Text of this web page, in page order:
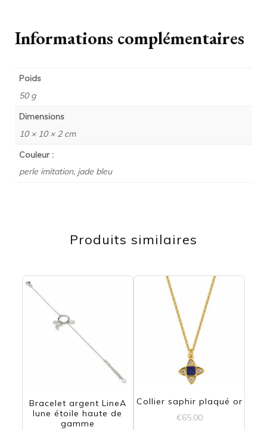
Informations complémentaires
Poids
50 g
Dimensions
10 × 10 × 2 cm
Couleur :
perle imitation, jade bleu
Produits similaires
Bracelet argent LineA
lune étoile haute de
gamme
Collier saphir plaqué or
€65,00